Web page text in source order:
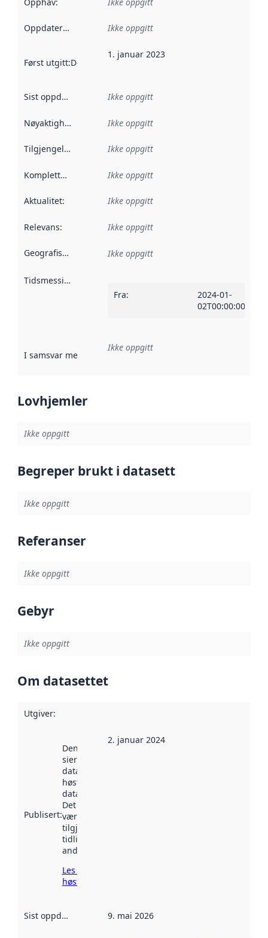
Oppdateringsfrekvens :
Ikke oppgitt
Først utgitt:Denne datoen sier når dataene i dette
1. januar 2023
Sist oppdatert Ikke oppgitt
Nøyaktighet Ikke oppgitt
Tilgjengelighet Ikke oppgitt
Kompletthet Ikke oppgitt
Aktualitet: Ikke oppgitt
Relevans: Ikke oppgitt
Geografisk avgrensning :
Ikke oppgitt
Tidsmessig avgrensning
Fra:
2024-01-
02T00:00:00Z
I samsvar med Referanse til en implementasjonsregel
Ikke oppgitt
Lovhjemler
Ikke oppgitt
Begreper brukt i datasett
Ikke oppgitt
Referanser
Ikke oppgitt
Gebyr
Ikke oppgitt
Om datasettet
Utgiver:
Publisert:
Denne datoen
sier når
datasettet ble
høstet av
data.norge.no.
Det kan ha
vært
tilgjengelig
tidligere
andre steder.
Les mer om
høsting her
2. januar 2024
Sist oppdatert 9. mai 2026